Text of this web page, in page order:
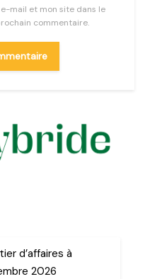
mail et mon site dans le
commentaire.
d’affaires à
2026